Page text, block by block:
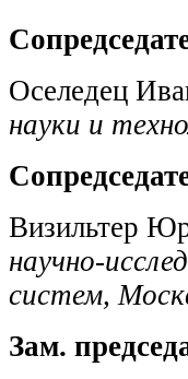
Оселедец
науки и
Визильтер
научно-
систем,
Зам.